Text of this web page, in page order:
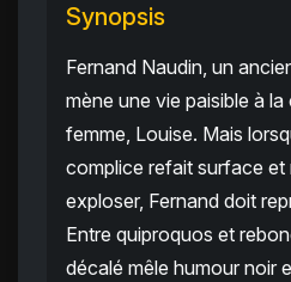
Synopsis
Fernand Naudin, un
mène une vie paisible à
femme, Louise. Mais
complice refait surface
exploser, Fernand doit
Entre quiproquos et
décalé mêle humour noir